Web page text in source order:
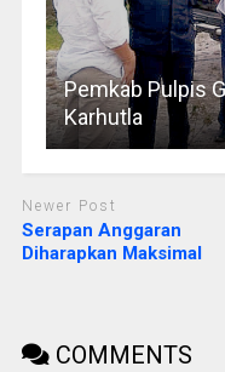
Pemkab Pulpis
Karhutla
Newer Post
Serapan Anggaran
Diharapkan Maksimal
COMMENTS